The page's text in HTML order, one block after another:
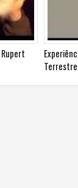
Terrestre